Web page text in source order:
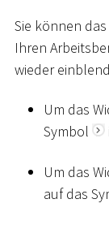
Sie können
Ihren
wieder
Um das
Symbol
Um das
auf das